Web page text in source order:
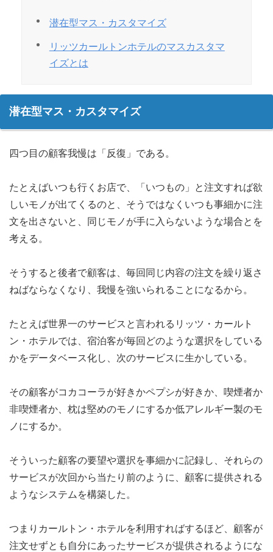
潜在型マス・カスタマイズ
リッツカールトンホテルのマスカスタマ
イズとは
潜在型マス・カスタマイズ
四つ目の顧客我慢は「反復」である。
たとえばいつも行くお店で、「いつもの」と注文すれば欲
しいモノが出てくるのと、そうではなくいつも事細かに注
文を出さないと、同じモノが手に入らないような場合とを
考える。
そうすると後者で顧客は、毎回同じ内容の注文を繰り返さ
ねばならなくなり、我慢を強いられることになるから。
たとえば世界一のサービスと言われるリッツ・カールト
ン・ホテルでは、宿泊客が毎回どのような選択をしている
かをデータベース化し、次のサービスに生かしている。
その顧客がコカコーラが好きかペプシが好きか、喫煙者か
非喫煙者か、枕は堅めのモノにするか低アレルギー製のモ
ノにするか。
そういった顧客の要望や選択を事細かに記録し、それらの
サービスが次回から当たり前のように、顧客に提供される
ようなシステムを構築した。
つまりカールトン・ホテルを利用すればするほど、顧客が
注文せずとも自分にあったサービスが提供されるようにな